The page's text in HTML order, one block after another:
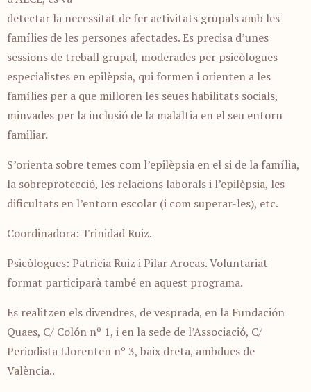
detectar la necessitat de fer activitats grupals amb les
famílies de les persones afectades. Es precisa d’unes
sessions de treball grupal, moderades per psicòlogues
especialistes en epilèpsia, qui formen i orienten a les
famílies per a que milloren les seues habilitats socials,
minvades per la inclusió de la malaltia en el seu entorn
familiar.
S’orienta sobre temes com l’epilèpsia en el si de la família,
la sobreprotecció, les relacions laborals i l’epilèpsia, les
dificultats en l’entorn escolar (i com superar-les), etc.
Coordinadora: Trinidad Ruiz.
Psicòlogues: Patricia Ruiz i Pilar Arocas. Voluntariat
format participarà també en aquest programa.
Es realitzen els divendres, de vesprada, en la Fundación
Quaes, C/ Colón nº 1, i en la sede de l’Associació, C/
Periodista Llorenten nº 3, baix dreta, ambdues de
València..